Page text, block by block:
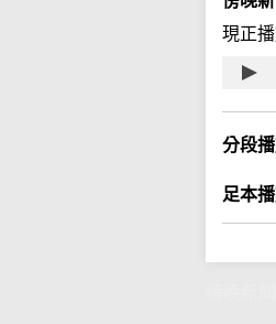
現正
分段
足本